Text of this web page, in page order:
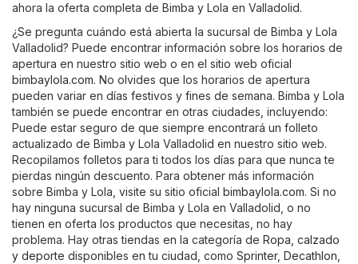
ahora la oferta completa de Bimba y Lola en Valladolid.
¿Se pregunta cuándo está abierta la sucursal de Bimba y Lola
Valladolid? Puede encontrar información sobre los horarios de
apertura en nuestro sitio web o en el sitio web oficial
bimbaylola.com. No olvides que los horarios de apertura
pueden variar en días festivos y fines de semana. Bimba y Lola
también se puede encontrar en otras ciudades, incluyendo:
Puede estar seguro de que siempre encontrará un folleto
actualizado de Bimba y Lola Valladolid en nuestro sitio web.
Recopilamos folletos para ti todos los días para que nunca te
pierdas ningún descuento. Para obtener más información
sobre Bimba y Lola, visite su sitio oficial bimbaylola.com. Si no
hay ninguna sucursal de Bimba y Lola en Valladolid, o no
tienen en oferta los productos que necesitas, no hay
problema. Hay otras tiendas en la categoría de Ropa, calzado
y deporte disponibles en tu ciudad, como Sprinter, Decathlon,